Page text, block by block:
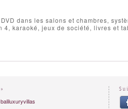
dans les salons et chambres,
karaoké, jeux de société, livres et
baliluxuryvillas